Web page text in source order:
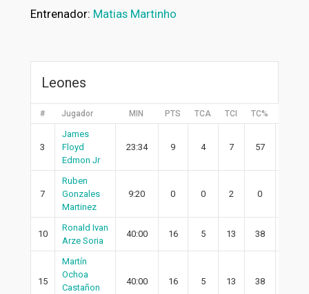
Entrenador: Matias Martinho
Leones
# Jugador MIN PTS TCA TCI TC%
3
James
Floyd
Edmon Jr
23:34 9 4 7 57
7
Ruben
Gonzales
Martinez
9:20 0 0 2 0
10
Ronald Ivan
Arze Soria
40:00 16 5 13 38
15
Martín
Ochoa
Castañon
40:00 16 5 13 38